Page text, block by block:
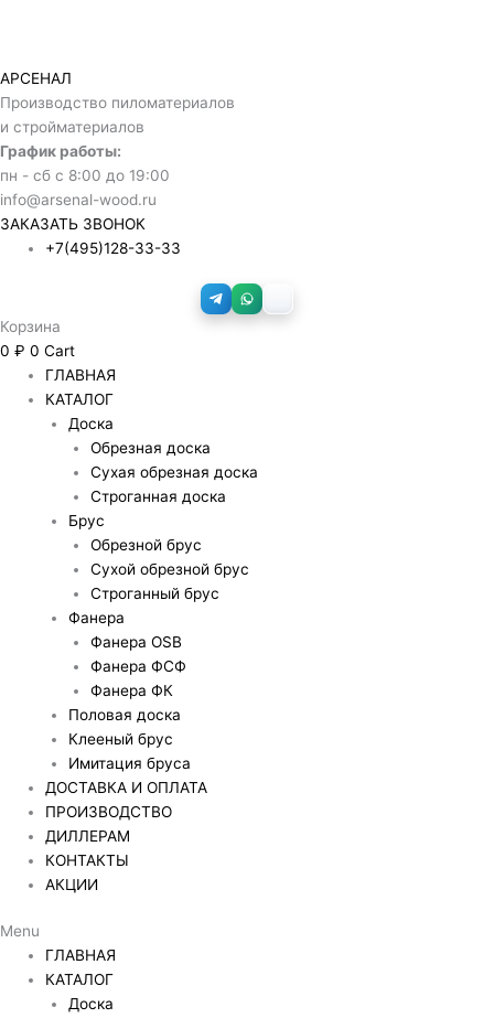
АРСЕНАЛ
Производство пиломатериалов
и стройматериалов
График работы:
пн - сб с 8:00 до 19:00
info@arsenal-wood.ru
ЗАКАЗАТЬ ЗВОНОК
+7(495)128-33-33
Корзина
0 ₽ 0 Cart
ГЛАВНАЯ
КАТАЛОГ
Доска
Обрезная доска
Сухая обрезная доска
Строганная доска
Брус
Обрезной брус
Сухой обрезной брус
Строганный брус
Фанера
Фанера OSB
Фанера ФСФ
Фанера ФК
Половая доска
Клееный брус
Имитация бруса
ДОСТАВКА И ОПЛАТА
ПРОИЗВОДСТВО
ДИЛЛЕРАМ
КОНТАКТЫ
АКЦИИ
Menu
ГЛАВНАЯ
КАТАЛОГ
Доска